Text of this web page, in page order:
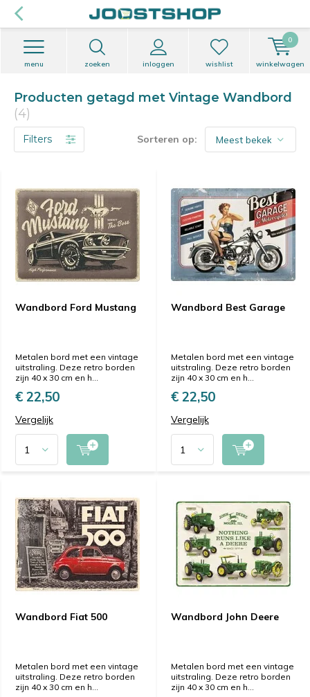
zoeken inloggen
menu wishlist winkelwagen
0
Producten getagd met Vintage Wandbord
(4)
Filters Sorteren op:
Wandbord Ford Mustang
Metalen bord met een vintage
uitstraling. Deze retro borden
zijn 40 x 30 cm en h...
€ 22,50
Vergelijk
Wandbord Best Garage
Metalen bord met een vintage
uitstraling. Deze retro borden
zijn 40 x 30 cm en h...
€ 22,50
Vergelijk
Wandbord Fiat 500
Metalen bord met een vintage
uitstraling. Deze retro borden
zijn 40 x 30 cm en h...
Wandbord John Deere
Metalen bord met een vintage
uitstraling. Deze retro borden
zijn 40 x 30 cm en h...